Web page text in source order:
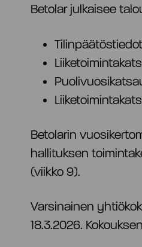
Betolar julkaisee
Betolarin
hallituksen
(viikko 9).
Varsinainen
18.3.2026.